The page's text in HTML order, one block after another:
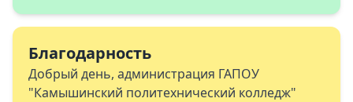
Благодарность
Добрый день, администрация ГАПОУ
"Камышинский политехнический колледж"